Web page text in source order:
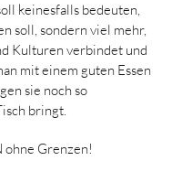
keinesfalls bedeuten,
soll, sondern viel mehr,
Kulturen verbindet und
mit einem guten Essen
sie noch so
bringt.
ohne Grenzen!